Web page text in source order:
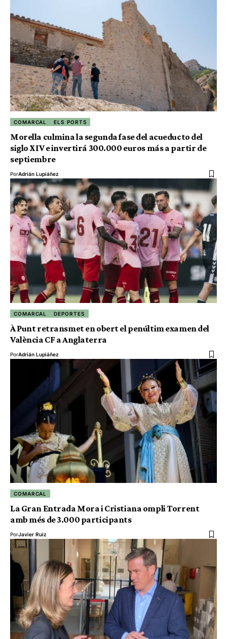
COMARCAL ELS PORTS
Morella culmina la segunda fase del acueducto del
siglo XIV e invertirá 300.000 euros más a partir de
septiembre
PorAdrián Lupiáñez
COMARCAL DEPORTES
À Punt retransmet en obert el penúltim examen del
València CF a Anglaterra
PorAdrián Lupiáñez
COMARCAL
La Gran Entrada Mora i Cristiana ompli Torrent
amb més de 3.000 participants
PorJavier Ruiz